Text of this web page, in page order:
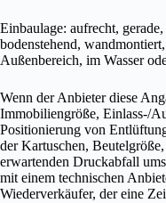
Einbaulage: aufrecht,
bodenstehend,
Außenbereich, im Wasser
Wenn der Anbieter diese
Immobiliengröße, Einlass-/
Positionierung von
der Kartuschen,
erwartenden Druckabfall
mit einem technischen
Wiederverkäufer, der eine